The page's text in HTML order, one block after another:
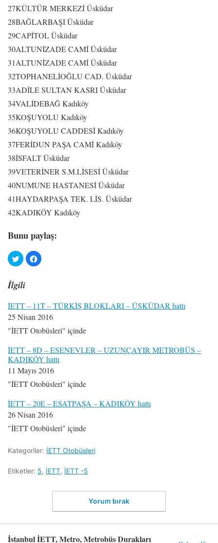
27KÜLTÜR MERKEZİÜsküdar
28BAĞLARBAŞIÜsküdar
29CAPİTOLÜsküdar
30ALTUNİZADE CAMİÜsküdar
31ALTUNİZADE CAMİÜsküdar
32TOPHANELİOĞLU CAD. Üsküdar
33ADİLE SULTAN KASRIÜsküdar
34VALİDEBAĞKadıköy
35KOŞUYOLU Kadıköy
36KOŞUYOLU CADDESİKadıköy
37FERİDUN PAŞA CAMİKadıköy
38İSFALTÜsküdar
39VETERİNER S.M.LİSESİÜsküdar
40NUMUNE HASTANESİÜsküdar
41HAYDARPAŞA TEK. LİS. Üsküdar
42KADIKÖY Kadıköy
Bunu paylaş:
İlgili
İETT – 11T – TÜRKİŞ BLOKLARI – ÜSKÜDAR hattı
25 Nisan 2016
"İETT Otobüsleri" içinde
İETT – 8D – ESENEVLER – UZUNÇAYIR METROBÜS –
KADIKÖY hattı
11 Mayıs 2016
"İETT Otobüsleri" içinde
İETT – 20E – ESATPAŞA – KADIKÖY hattı
26 Nisan 2016
"İETT Otobüsleri" içinde
Kategoriler: İETT Otobüsleri
Etiketler: 5, İETT, İETT -5
Yorum bırak
İstanbul İETT, Metro, Metrobüs Durakları